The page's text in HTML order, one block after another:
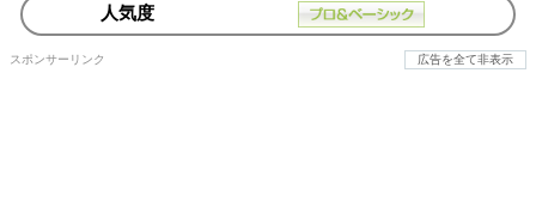
人気度
スポンサーリンク 広告を全て非表示